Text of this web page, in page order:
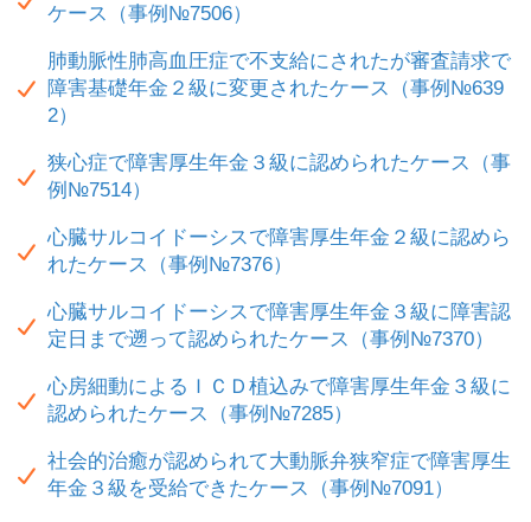
ケース（事例№7506）
肺動脈性肺高血圧症で不支給にされたが審査請求で
障害基礎年金２級に変更されたケース（事例№639
2）
狭心症で障害厚生年金３級に認められたケース（事
例№7514）
心臓サルコイドーシスで障害厚生年金２級に認めら
れたケース（事例№7376）
心臓サルコイドーシスで障害厚生年金３級に障害認
定日まで遡って認められたケース（事例№7370）
心房細動によるＩＣＤ植込みで障害厚生年金３級に
認められたケース（事例№7285）
社会的治癒が認められて大動脈弁狭窄症で障害厚生
年金３級を受給できたケース（事例№7091）